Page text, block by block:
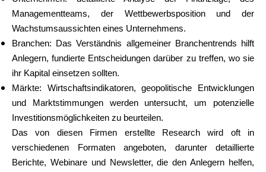
Managementteams, der Wettbewerbsposition und der
Wachstumsaussichten eines Unternehmens.
Branchen: Das Verständnis allgemeiner Branchentrends hilft
Anlegern, fundierte Entscheidungen darüber zu treffen, wo sie
ihr Kapital einsetzen sollten.
Märkte: Wirtschaftsindikatoren, geopolitische Entwicklungen
und Marktstimmungen werden untersucht, um potenzielle
Investitionsmöglichkeiten zu beurteilen.
Das von diesen Firmen erstellte Research wird oft in
verschiedenen Formaten angeboten, darunter detaillierte
Berichte, Webinare und Newsletter, die den Anlegern helfen,